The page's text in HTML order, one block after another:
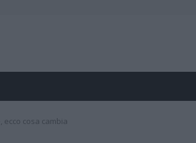
cosa cambia